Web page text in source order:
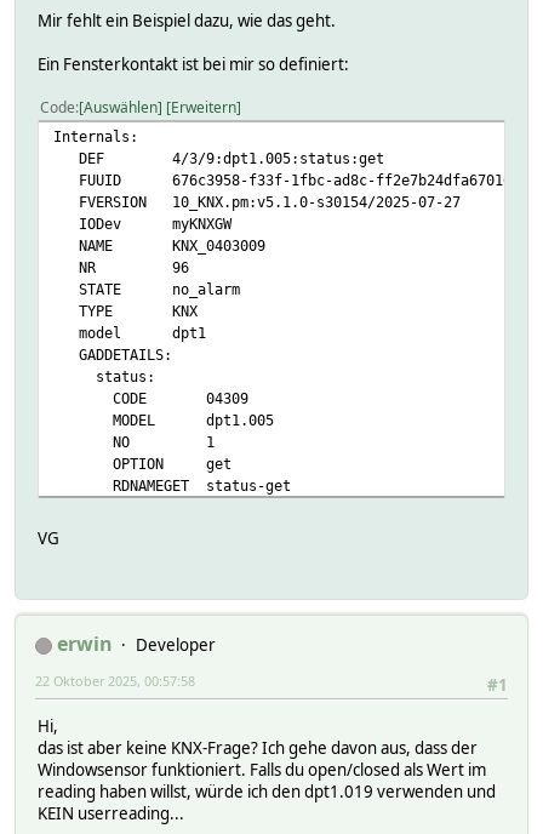
Mir fehlt ein Beispiel dazu, wie das geht.
Ein Fensterkontakt ist bei mir so definiert:
Code Auswählen Erweitern
Internals:
DEF 4/3/9:dpt1.005:status:get
FUUID 676c3958-f33f-1fbc-ad8c-ff2e7b24dfa67010
FVERSION 10_KNX.pm:v5.1.0-s30154/2025-07-27
IODev myKNXGW
NAME KNX_0403009
NR 96
STATE no_alarm
TYPE KNX
model dpt1
GADDETAILS:
status:
CODE 04309
MODEL dpt1.005
NO 1
OPTION get
RDNAMEGET status-get
SETLIST :no_alarm,alarm
RDNAMEMAP:
READINGS:
2025-10-21 19:43:07 IODev myKNXGW
2025-10-18 15:09:41 ascWinState closed
2025-10-18 15:09:41 state no_alarm
2025-10-18 15:09:41 status-get no_alarm
Attributes:
alias EMA_DG_Fenster
VG
erwin
Developer
#1
22 Oktober 2025, 00:57:58
Hi,
das ist aber keine KNX-Frage? Ich gehe davon aus, dass der
Windowsensor funktioniert. Falls du open/closed als Wert im
reading haben willst, würde ich den dpt1.019 verwenden und
KEIN userreading...